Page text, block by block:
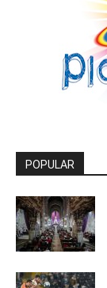
POPULAR